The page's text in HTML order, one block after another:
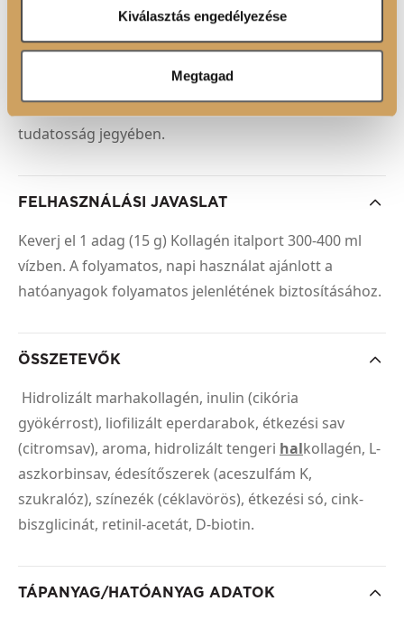
Ön által használt más szolgáltatásokból gyűjtöttek.
Kiválasztás engedélyezése
Megtagad
C-vitamin - Adagonként 200 mg C-vitaminnal segíti a
Inulin - belülről támogatja a jóléted.
Valódi gyümölcstartalom (8%) - Gondosan válogatott
összetevők és természetes aromák a friss és
tudatosság jegyében.
FELHASZNÁLÁSI JAVASLAT
Keverj el 1 adag (15 g) Kollagén italport 300-400 ml
vízben. A folyamatos, napi használat ajánlott a
hatóanyagok folyamatos jelenlétének biztosításához.
ÖSSZETEVŐK
Hidrolizált marhakollagén, inulin (cikória
gyökérrost), liofilizált eperdarabok, étkezési sav
(citromsav), aroma, hidrolizált tengeri halkollagén, L-
aszkorbinsav, édesítőszerek (aceszulfám K,
szukralóz), színezék (céklavörös), étkezési só, cink-
biszglicinát, retinil-acetát, D-biotin.
TÁPANYAG/HATÓANYAG ADATOK